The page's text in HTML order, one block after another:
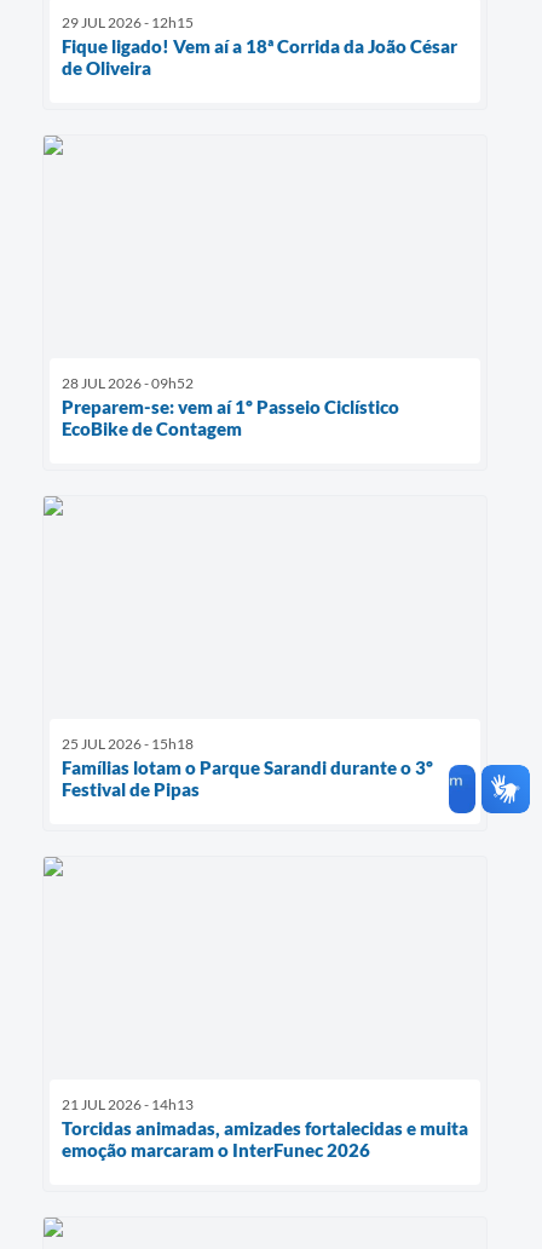
29 JUL 2026 - 12h15
Fique ligado! Vem aí a 18ª Corrida da João César
de Oliveira
28 JUL 2026 - 09h52
Preparem-se: vem aí 1º Passeio Ciclístico
EcoBike de Contagem
25 JUL 2026 - 15h18
Famílias lotam o Parque Sarandi durante o 3º
Festival de Pipas
21 JUL 2026 - 14h13
Torcidas animadas, amizades fortalecidas e muita
emoção marcaram o InterFunec 2026